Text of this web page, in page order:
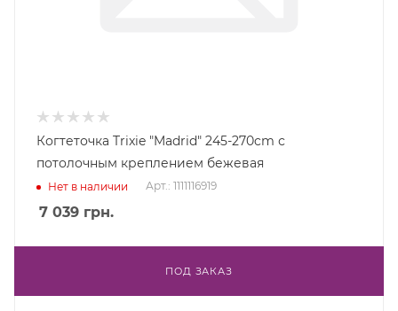
Когтеточка Trixie "Madrid" 245-270cm с
потолочным креплением бежевая
Нет в наличии Арт.: 1111116919
7 039 грн.
ПОД ЗАКАЗ